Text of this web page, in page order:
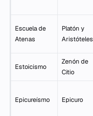
Escuela de
Atenas
Platón y
Aristóteles
Estoicismo
Zenón de
Citio
Epicureísmo Epicuro